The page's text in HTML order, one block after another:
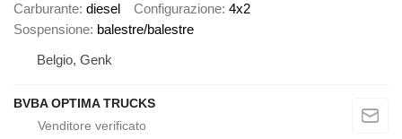
Carburante diesel Configurazione 4x2
Sospensione balestre/balestre
Belgio, Genk
BVBA OPTIMA TRUCKS